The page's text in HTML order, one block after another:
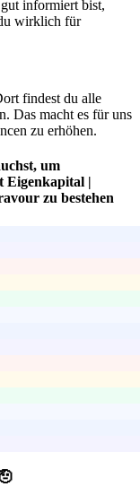
informiert bist,
wirklich für
findest du alle
Das macht es für uns
zu erhöhen.
um
|
zu bestehen